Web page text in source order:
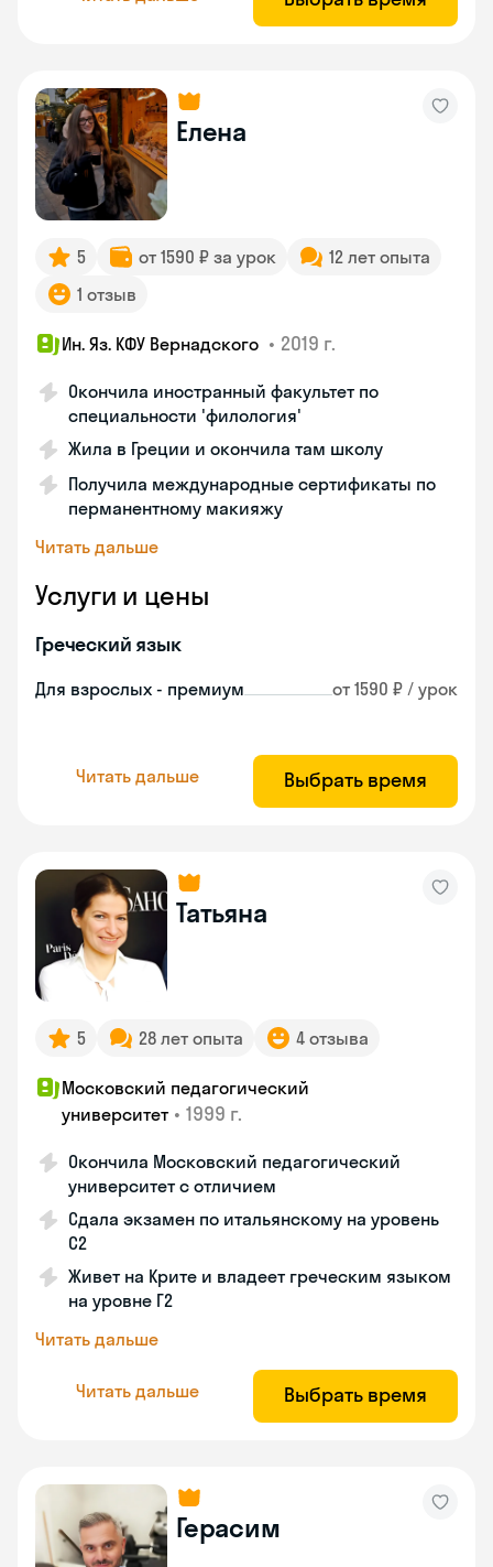
Елена
5 от 1590 ₽ за урок
12 лет опыта
1 отзыв
Ин. Яз. КФУ Вернадского • 2019 г.
Окончила иностранный факультет по
специальности 'филология'
Жила в Греции и окончила там школу
Получила международные сертификаты по
перманентному макияжу
Читать дальше
Услуги и цены
Греческий язык
Для взрослых - премиум от 1590 ₽ / урок
Читать дальше Выбрать время
Татьяна
5 28 лет опыта 4 отзыва
Московский педагогический
университет • 1999 г.
Окончила Московский педагогический
университет с отличием
Сдала экзамен по итальянскому на уровень
С2
Живет на Крите и владеет греческим языком
на уровне Г2
Читать дальше
Читать дальше Выбрать время
Герасим